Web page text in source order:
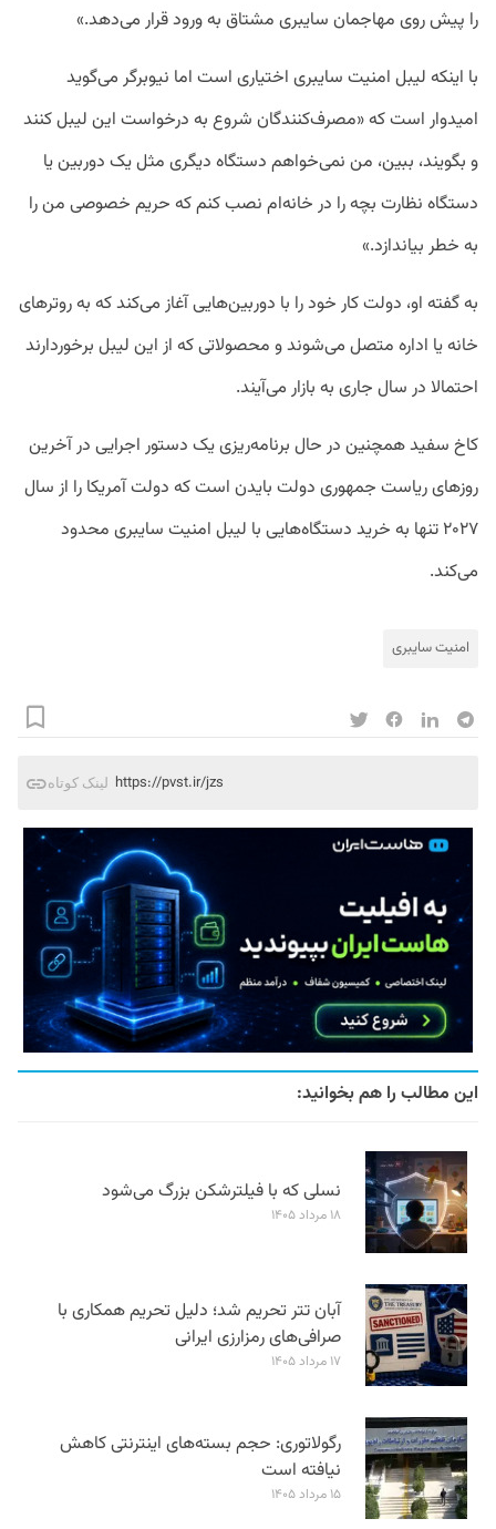
را پیش روی مهاجمان سایبری مشتاق به ورود قرار می‌دهد.»
با اینکه لیبل امنیت سایبری اختیاری است اما نیوبرگر می‌گوید
امیدوار است که «مصرف‌کنندگان شروع به درخواست این لیبل کنند
و بگویند، ببین، من نمی‌خواهم دستگاه دیگری مثل یک دوربین یا
دستگاه نظارت بچه را در خانه‌ام نصب کنم که حریم خصوصی من را
به خطر بیاندازد.»
به گفته او، دولت کار خود را با دوربین‌هایی آغاز می‌کند که به روترهای
خانه یا اداره متصل می‌شوند و محصولاتی که از این لیبل برخوردارند
احتمالا در سال جاری به بازار می‌آیند.
کاخ سفید همچنین در حال برنامه‌ریزی یک دستور اجرایی در آخرین
روزهای ریاست جمهوری دولت بایدن است که دولت آمریکا را از سال
۲۰۲۷ تنها به خرید دستگاه‌هایی با لیبل امنیت سایبری محدود
می‌کند.
امنیت سایبری
لینک کوتاه https://pvst.ir/jzs
این مطالب را هم بخوانید:
نسلی که با فیلترشکن بزرگ می‌شود
۱۸ مرداد ۱۴۰۵
آبان تتر تحریم شد؛ دلیل تحریم همکاری با
صرافی‌های رمزارزی ایرانی
۱۷ مرداد ۱۴۰۵
رگولاتوری: حجم بسته‌های اینترنتی کاهش
نیافته است
۱۵ مرداد ۱۴۰۵